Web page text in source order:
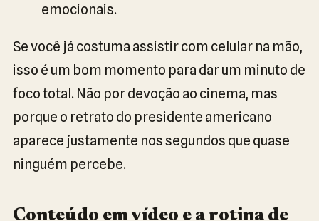
emocionais.
Se você já costuma assistir com celular na mão,
isso é um bom momento para dar um minuto de
foco total. Não por devoção ao cinema, mas
porque o retrato do presidente americano
aparece justamente nos segundos que quase
ninguém percebe.
Conteúdo em vídeo e a rotina de